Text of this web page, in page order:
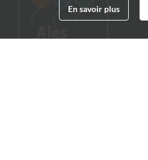
En savoir plus